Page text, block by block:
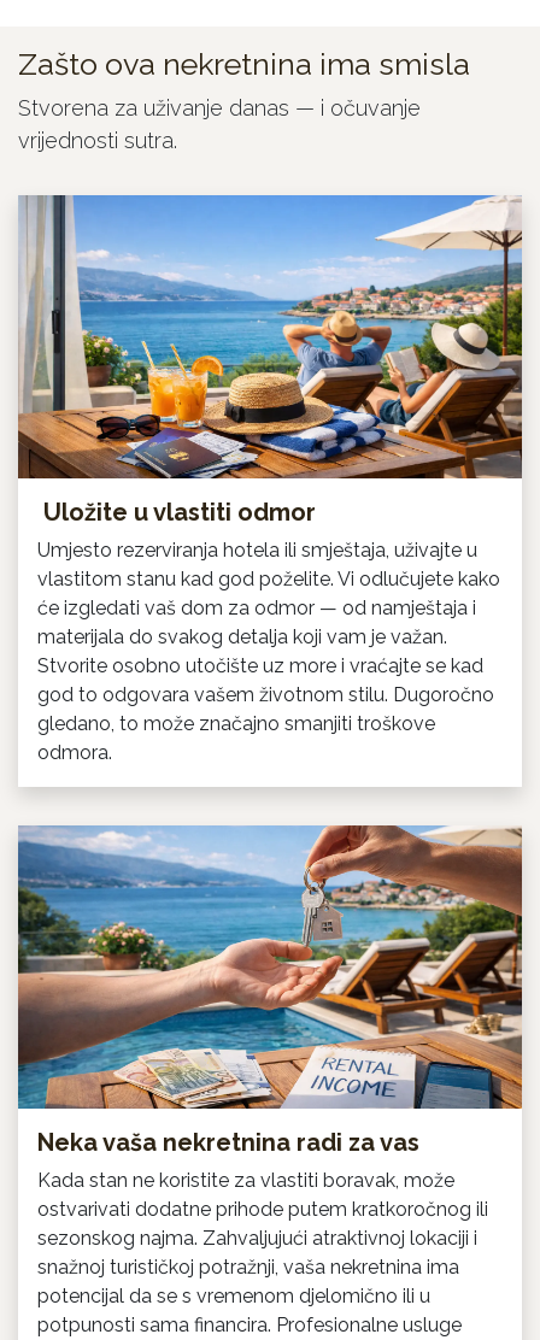
Zašto ova nekretnina ima smisla
Stvorena za uživanje danas — i očuvanje
vrijednosti sutra.
Uložite u vlastiti odmor
Umjesto rezerviranja hotela ili smještaja, uživajte u
vlastitom stanu kad god poželite. Vi odlučujete kako
će izgledati vaš dom za odmor — od namještaja i
materijala do svakog detalja koji vam je važan.
Stvorite osobno utočište uz more i vraćajte se kad
god to odgovara vašem životnom stilu. Dugoročno
gledano, to može značajno smanjiti troškove
odmora.
Neka vaša nekretnina radi za vas
Kada stan ne koristite za vlastiti boravak, može
ostvarivati dodatne prihode putem kratkoročnog ili
sezonskog najma. Zahvaljujući atraktivnoj lokaciji i
snažnoj turističkoj potražnji, vaša nekretnina ima
potencijal da se s vremenom djelomično ili u
potpunosti sama financira. Profesionalne usluge